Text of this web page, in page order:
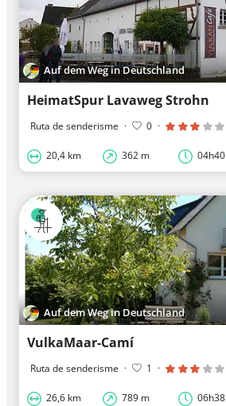
Auf dem Weg in Deutschland
HeimatSpur Lavaweg Strohn
Ruta de senderisme · 0 ·
20,4 km 362 m 04h40
Auf dem Weg in Deutschland
VulkaMaar-Camí
Ruta de senderisme · 1 ·
26,6 km 789 m 06h38